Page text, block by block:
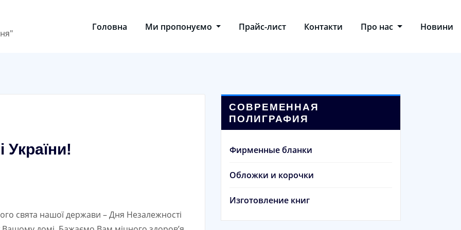
Головна Ми пропонуємо Прайс-лист Контакти Про нас Новини
свята нашої держави – Дня Незалежності
СОВРЕМЕННАЯ
ПОЛИГРАФИЯ
Фирменные бланки
Обложки и корочки
Изготовление книг